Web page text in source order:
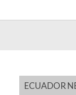
ECUADOR